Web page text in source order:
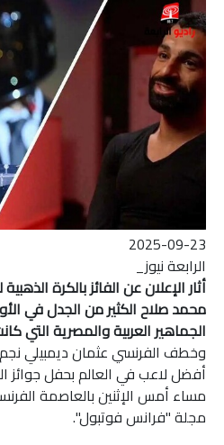
2025-09-23
الرابعة نيوز_
محمد صلاح الكثير من الجدل في
الجماهير العربية والمصرية التي
وخطف الفرنسي عثمان ديمبيلي
مساء أمس الإثنين بالعاصمة
مجلة "فرانس فوتبول".